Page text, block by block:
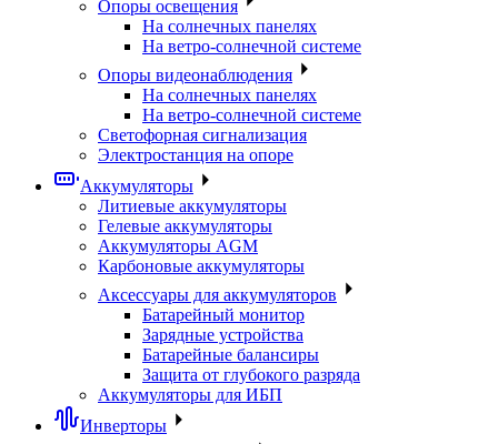
Опоры освещения
На солнечных панелях
На ветро-солнечной системе
Опоры видеонаблюдения
На солнечных панелях
На ветро-солнечной системе
Светофорная сигнализация
Электростанция на опоре
Аккумуляторы
Литиевые аккумуляторы
Гелевые аккумуляторы
Аккумуляторы AGM
Карбоновые аккумуляторы
Аксессуары для аккумуляторов
Батарейный монитор
Зарядные устройства
Батарейные балансиры
Защита от глубокого разряда
Аккумуляторы для ИБП
Инверторы